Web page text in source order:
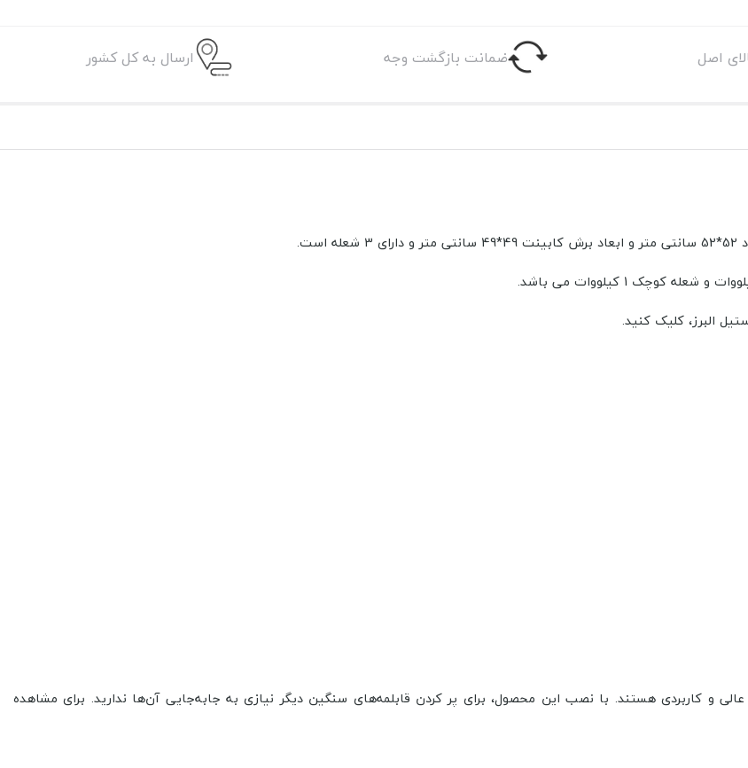
اصل ضمانت بازگشت وجه ارسال به کل کشور
البرز، کلیک کنید.
عالی و کاربردی هستند. با نصب این محصول، برای پر کردن قابلمه‌های سنگین دیگر نیازی به جابه‌جایی آن‌ها ندارید. برای مشاهده